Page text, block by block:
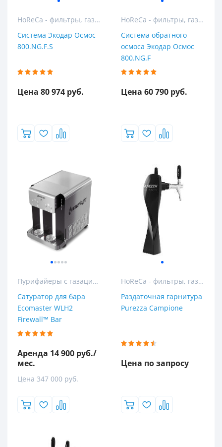
HoReCa - фильтры, газация и розлив воды для гостиниц, ресторанов и кафе
Система Экодар Осмос
800.NG.F.S
Цена 80 974 руб.
HoReCa - фильтры, газация и розлив воды для гостиниц, ресторанов и кафе
Система обратного
осмоса Экодар Осмос
800.NG.F
Цена 60 790 руб.
Пурифайеры с газацией
Сатуратор для бара
Ecomaster WLH2
Firewall™ Bar
Аренда 14 900 руб./
мес.
Цена 347 000 руб.
HoReCa - фильтры, газация и розлив воды для гостиниц, ресторанов и кафе
Раздаточная гарнитура
Purezza Campione
Цена по запросу